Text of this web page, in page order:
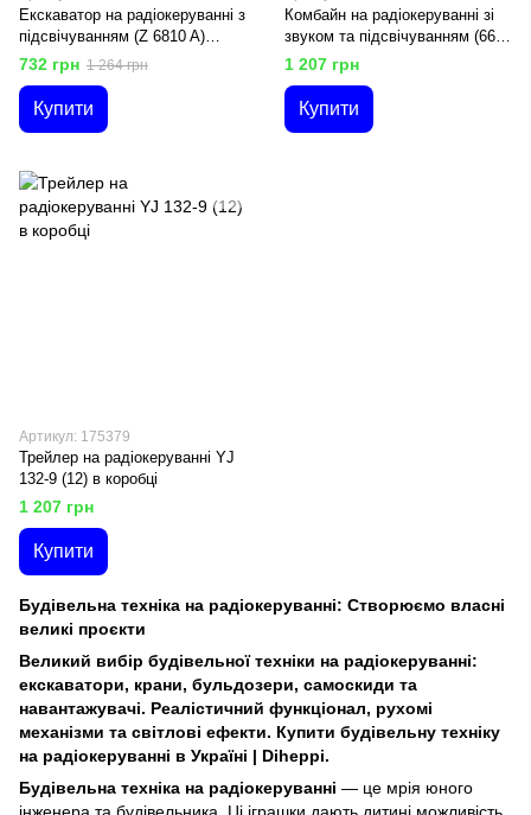
Екскаватор на радіокеруванні з
підсвічуванням (Z 6810 A)
рухливі елементи
732 грн 1 264 грн
Купити
Комбайн на радіокеруванні зі
звуком та підсвічуванням (6611
A) гумові колеса
1 207 грн
Купити
Артикул: 175379
Трейлер на радіокеруванні YJ
132-9 (12) в коробці
1 207 грн
Купити
Будівельна техніка на радіокеруванні: Створюємо власні
великі проєкти
Великий вибір будівельної техніки на радіокеруванні:
екскаватори, крани, бульдозери, самоскиди та
навантажувачі. Реалістичний функціонал, рухомі
механізми та світлові ефекти. Купити будівельну техніку
на радіокеруванні в Україні | Diheppi.
Будівельна техніка на радіокеруванні — це мрія юного